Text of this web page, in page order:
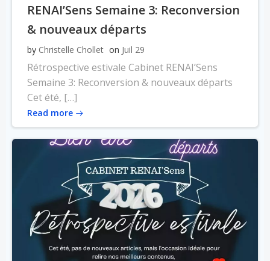
RENAI’Sens Semaine 3: Reconversion
& nouveaux départs
by Christelle Chollet on Juil 29
Rétrospective estivale Cabinet RENAI’Sens
Semaine 3: Reconversion & nouveaux départs
Cet été, […]
Read more